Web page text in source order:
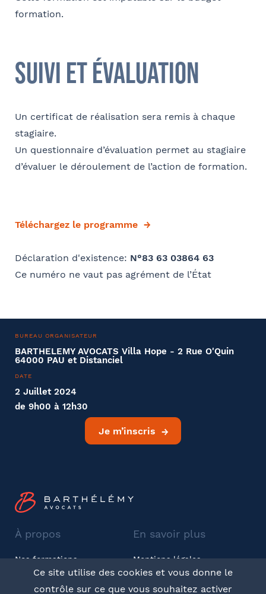
formation.
suivi et évaluation
Un certificat de réalisation sera remis à chaque
stagiaire.
Un questionnaire d’évaluation permet au stagiaire
d’évaluer le déroulement de l’action de formation.
Téléchargez le programme
Déclaration d'existence: N°83 63 03864 63
Ce numéro ne vaut pas agrément de l’État
BUREAU ORGANISATEUR
BARTHELEMY AVOCATS Villa Hope - 2 Rue O'Quin
64000 PAU et Distanciel
DATE
2 Juillet 2024
de 9h00 à 12h30
Je m’inscris
À propos
Nos formations
Barthélémy Avocats
En savoir plus
Mentions légales
CGV
Bureau formateur
Ce site utilise des cookies et vous donne le
contrôle sur ce que vous souhaitez activer